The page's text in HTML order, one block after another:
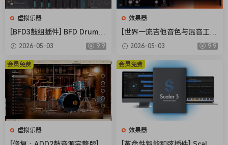
虚拟乐器
[BFD3鼓组插件] BFD Drums
BFD3 v3.5.0.49-R2R [WiN]
2026-05-03 9.9
效果器
[世界一流吉他音色与混音工具
全套合集] STL Tones Bundle
v2026.04 [WiN, MacOSX]（1.
48GB+3.34GB）
2026-05-03 9.9
虚拟乐器
会员免费
效果器
会员免费